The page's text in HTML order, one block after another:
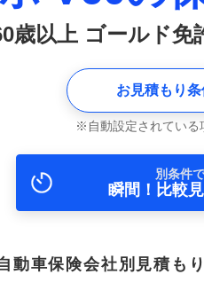
歳以上 ゴールド免
お見積もり条
自動設定されている
別条件で
瞬間！比較
動車保険会社別見積も